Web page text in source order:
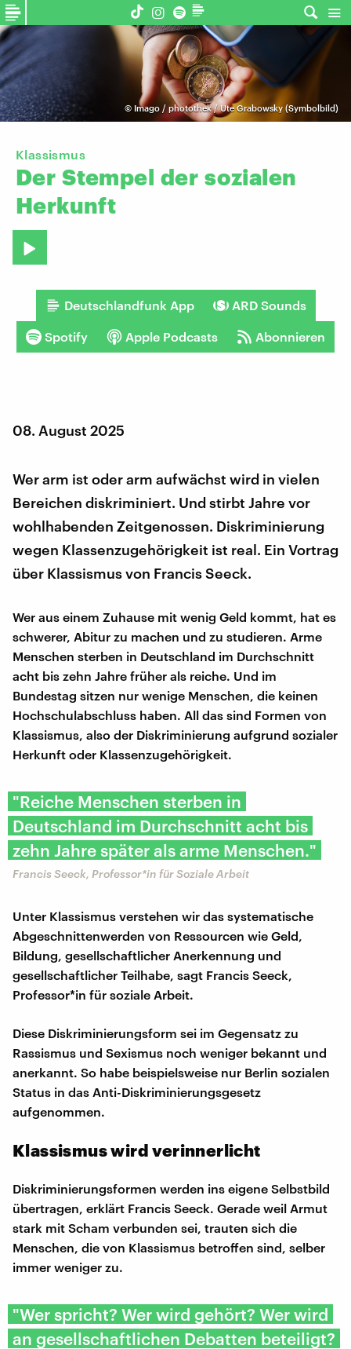
© Imago / photothek / Ute Grabowsky (Symbolbild)
Klassismus
Der Stempel der sozialen
Herkunft
Deutschlandfunk App ARD Sounds
Spotify Apple Podcasts Abonnieren
08. August 2025
Wer arm ist oder arm aufwächst wird in vielen
Bereichen diskriminiert. Und stirbt Jahre vor
wohlhabenden Zeitgenossen. Diskriminierung
wegen Klassenzugehörigkeit ist real. Ein Vortrag
über Klassismus von Francis Seeck.
Wer aus einem Zuhause mit wenig Geld kommt, hat es
schwerer, Abitur zu machen und zu studieren. Arme
Menschen sterben in Deutschland im Durchschnitt
acht bis zehn Jahre früher als reiche. Und im
Bundestag sitzen nur wenige Menschen, die keinen
Hochschulabschluss haben. All das sind Formen von
Klassismus, also der Diskriminierung aufgrund sozialer
Herkunft oder Klassenzugehörigkeit.
"Reiche Menschen sterben in
Deutschland im Durchschnitt acht bis
zehn Jahre später als arme Menschen."
Francis Seeck, Professor*in für Soziale Arbeit
Unter Klassismus verstehen wir das systematische
Abgeschnittenwerden von Ressourcen wie Geld,
Bildung, gesellschaftlicher Anerkennung und
gesellschaftlicher Teilhabe, sagt Francis Seeck,
Professor*in für soziale Arbeit.
Diese Diskriminierungsform sei im Gegensatz zu
Rassismus und Sexismus noch weniger bekannt und
anerkannt. So habe beispielsweise nur Berlin sozialen
Status in das Anti-Diskriminierungsgesetz
aufgenommen.
Klassismus wird verinnerlicht
Diskriminierungsformen werden ins eigene Selbstbild
übertragen, erklärt Francis Seeck. Gerade weil Armut
stark mit Scham verbunden sei, trauten sich die
Menschen, die von Klassismus betroffen sind, selber
immer weniger zu.
"Wer spricht? Wer wird gehört? Wer wird
an gesellschaftlichen Debatten beteiligt?